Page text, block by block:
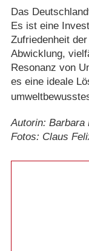
Das
Es ist eine
Zufriedenheit
Abwicklung,
Resonanz von
es eine ideale
Autorin: Barbara
Fotos: Claus